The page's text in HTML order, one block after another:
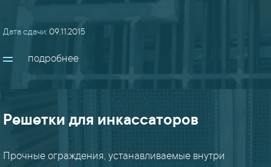
Дата сдачи:09.11.2015
подробнее
Решетки для инкассаторов
Прочные ограждения, устанавливаемые внутри